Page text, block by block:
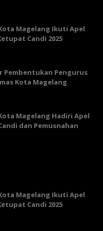
Magelang Ikuti Apel
Candi 2025
Pembentukan Pengurus
Kota Magelang
Magelang Hadiri Apel
dan Pemusnahan
Magelang Ikuti Apel
Candi 2025